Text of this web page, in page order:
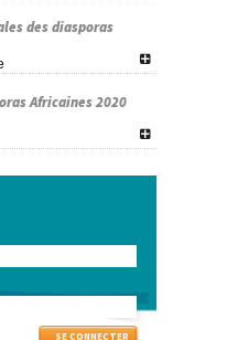
des diasporas
Africaines 2020